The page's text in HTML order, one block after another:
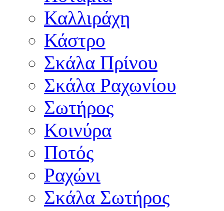
Καλλιράχη
Κάστρο
Σκάλα Πρίνου
Σκάλα Ραχωνίου
Σωτήρος
Κοινύρα
Ποτός
Ραχώνι
Σκάλα Σωτήρος